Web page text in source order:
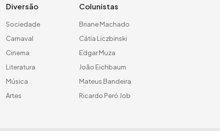
Diversão
Sociedade
Carnaval
Cinema
Literatura
Música
Artes
Colunistas
Briane Machado
Cátia Liczbinski
Edgar Muza
João Eichbaum
Mateus Bandeira
Ricardo Peró Job